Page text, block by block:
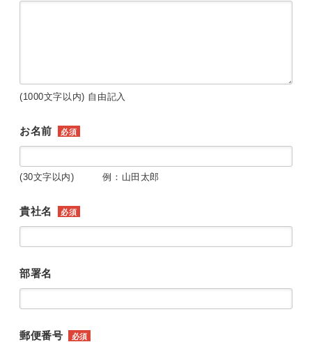
(1000文字以内) 自由記入
お名前 必須
(30文字以内) 例：山田太郎
貴社名 必須
部署名
郵便番号 必須